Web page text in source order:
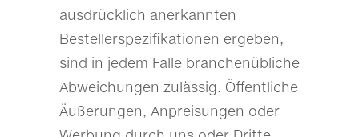
ausdrücklich anerkannten
Bestellerspezifikationen ergeben,
sind in jedem Falle branchenübliche
Abweichungen zulässig. Öffentliche
Äußerungen, Anpreisungen oder